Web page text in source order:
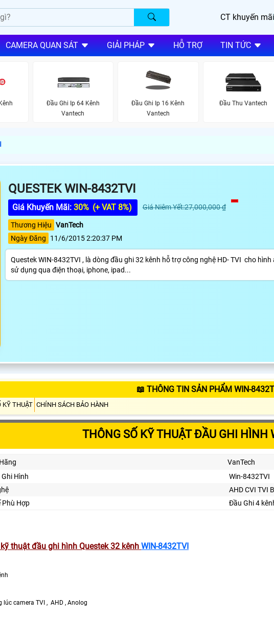
CT khuyến mãi
CAMERA QUAN SÁT GIẢI PHÁP HỖ TRỢ TIN TỨC
Đầu Ghi Ip 64 Kênh
Vantech
Đầu Ghi Ip 16 Kênh
Vantech
Đầu Thu Vantech
QUESTEK WIN-8432TVI
Giá Khuyến Mãi: 30% (+ VAT 8%) Giá Niêm Yết:27,000,000 ₫
Thương Hiệu VanTech
Ngày Đăng
11/6/2015 2:20:37 PM
Questek WIN-8432TVI , là dòng đầu ghi 32 kênh hỗ trợ công nghệ HD- TVI cho
sử dụng qua điện thoại, iphone, ipad...
📖 THÔNG TIN SẢN PHẨM WIN-
KỸ THUẬT CHÍNH SÁCH BẢO HÀNH
THÔNG SỐ KỸ THUẬT ĐẦU GHI HÌNH
VanTech
Hình
Win-8432TVI
AHD CVI TVI
Phù Hợp
Đầu Ghi 4
thuật đầu ghi hình Questek 32 kênh WIN-8432TVI
lúc camera TVI , AHD , Anolog